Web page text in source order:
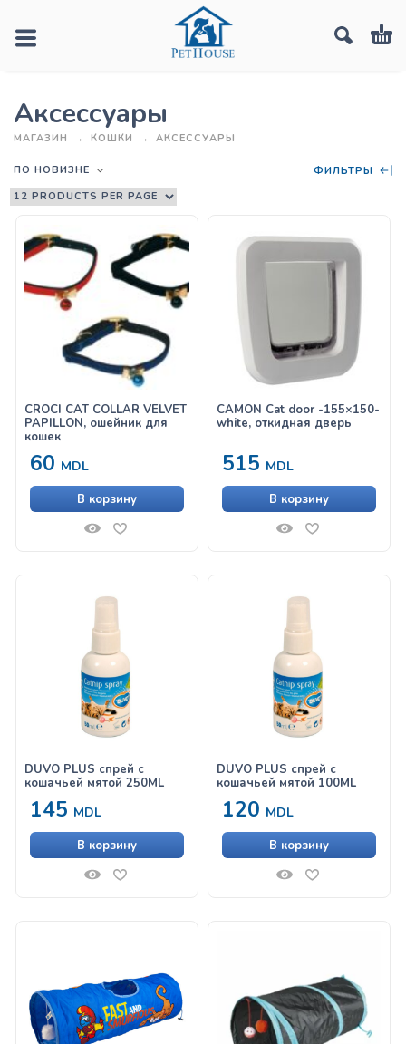
Аксессуары
МАГАЗИН КОШКИ АКСЕССУАРЫ
ПО НОВИЗНЕ ФИЛЬТРЫ
CROCI CAT COLLAR VELVET
PAPILLON, ошейник для
кошек
60 MDL
В корзину
CAMON Cat door -155×150-
white, откидная дверь
515 MDL
В корзину
DUVO PLUS спрей с
кошачьей мятой 250ML
145 MDL
В корзину
DUVO PLUS спрей с
кошачьей мятой 100ML
120 MDL
В корзину